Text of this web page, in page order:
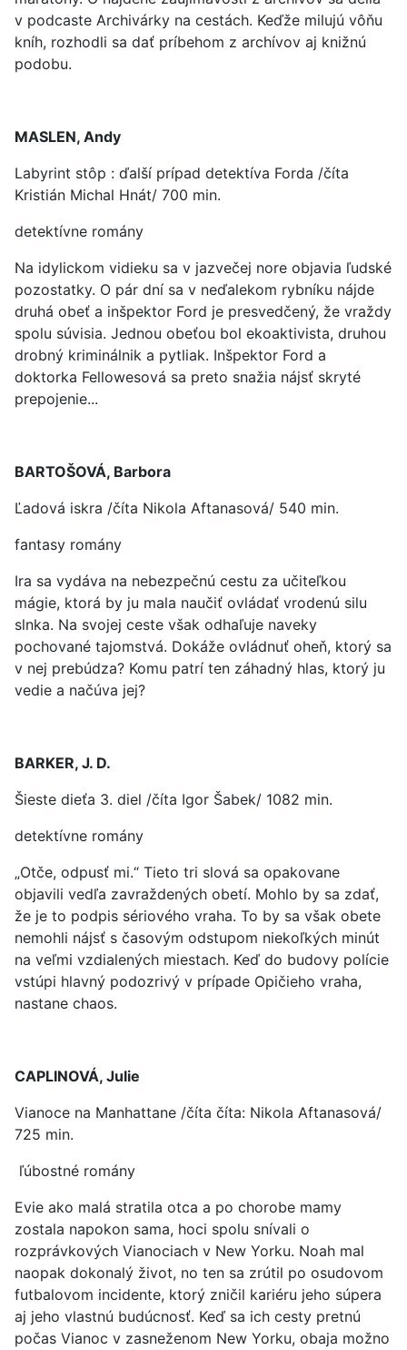
v podcaste Archivárky na cestách. Keďže milujú vôňu
kníh, rozhodli sa dať príbehom z archívov aj knižnú
podobu.
MASLEN, Andy
Labyrint stôp : ďalší prípad detektíva Forda /číta
Kristián Michal Hnát/ 700 min.
detektívne romány
Na idylickom vidieku sa v jazvečej nore objavia ľudské
pozostatky. O pár dní sa v neďalekom rybníku nájde
druhá obeť a inšpektor Ford je presvedčený, že vraždy
spolu súvisia. Jednou obeťou bol ekoaktivista, druhou
drobný kriminálnik a pytliak. Inšpektor Ford a
doktorka Fellowesová sa preto snažia nájsť skryté
prepojenie...
BARTOŠOVÁ, Barbora
Ľadová iskra /číta Nikola Aftanasová/ 540 min.
fantasy romány
Ira sa vydáva na nebezpečnú cestu za učiteľkou
mágie, ktorá by ju mala naučiť ovládať vrodenú silu
slnka. Na svojej ceste však odhaľuje naveky
pochované tajomstvá. Dokáže ovládnuť oheň, ktorý sa
v nej prebúdza? Komu patrí ten záhadný hlas, ktorý ju
vedie a načúva jej?
BARKER, J. D.
Šieste dieťa 3. diel /číta Igor Šabek/ 1082 min.
detektívne romány
„Otče, odpusť mi.“ Tieto tri slová sa opakovane
objavili vedľa zavraždených obetí. Mohlo by sa zdať,
že je to podpis sériového vraha. To by sa však obete
nemohli nájsť s časovým odstupom niekoľkých minút
na veľmi vzdialených miestach. Keď do budovy polície
vstúpi hlavný podozrivý v prípade Opičieho vraha,
nastane chaos.
CAPLINOVÁ, Julie
Vianoce na Manhattane /číta číta: Nikola Aftanasová/
725 min.
ľúbostné romány
Evie ako malá stratila otca a po chorobe mamy
zostala napokon sama, hoci spolu snívali o
rozprávkových Vianociach v New Yorku. Noah mal
naopak dokonalý život, no ten sa zrútil po osudovom
futbalovom incidente, ktorý zničil kariéru jeho súpera
aj jeho vlastnú budúcnosť. Keď sa ich cesty pretnú
počas Vianoc v zasneženom New Yorku, obaja možno